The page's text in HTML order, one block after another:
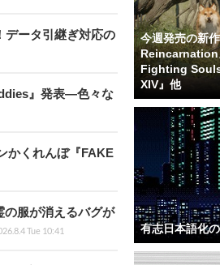
データ引継ぎ対応の
』発表―色々な
かくれんぼ『FAKE
服が消えるバグが
Tue 10:41
今週発売の新
Reincarnation
Fighting Souls
XIV』他
有志日本語化